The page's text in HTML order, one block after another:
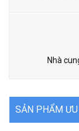
Nhà
SẢN PHẨM